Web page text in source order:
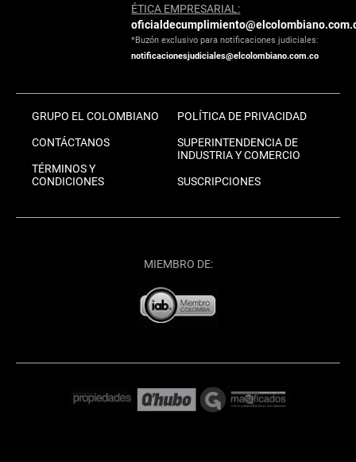
ÉTICA EMPRESARIAL:
*Buzón exclusivo para notificaciones judiciales:
notificacionesjudiciales@elcolombiano.com.co
GRUPO EL COLOMBIANO
CONTÁCTANOS
TÉRMINOS Y
CONDICIONES
POLÍTICA DE PRIVACIDAD
SUPERINTENDENCIA DE
INDUSTRIA Y COMERCIO
SUSCRIPCIONES
MIEMBRO DE: